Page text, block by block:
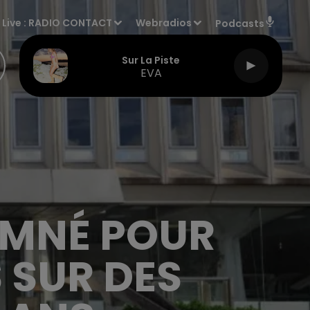
Live : RADIO CONTACT Webradios Podcasts
Sur La Piste
EVA
POUR
DES